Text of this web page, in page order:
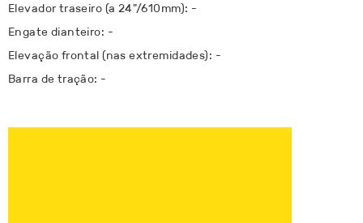
Elevador traseiro (a 24"/610mm): -
Engate dianteiro: -
Elevação frontal (nas extremidades): -
Barra de tração: -